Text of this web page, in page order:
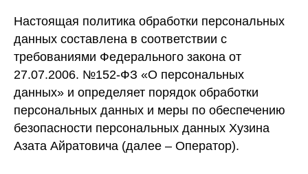
Настоящая политика обработки персональных
данных составлена в соответствии с
требованиями Федерального закона от
27.07.2006. №152-ФЗ «О персональных
данных» и определяет порядок обработки
персональных данных и меры по обеспечению
безопасности персональных данных Хузина
Азата Айратовича (далее – Оператор).